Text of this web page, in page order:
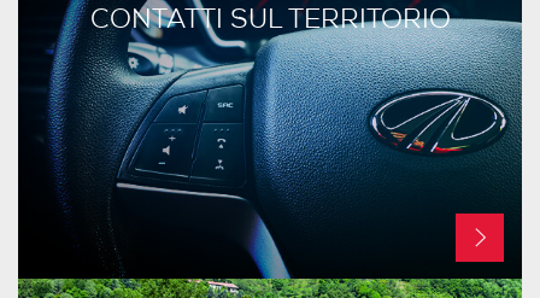
CONTATTI SUL TERRITORIO